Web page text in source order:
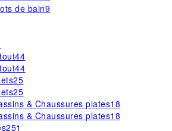
de bain9
44
44
25
25
& Chaussures plates18
& Chaussures plates18
251